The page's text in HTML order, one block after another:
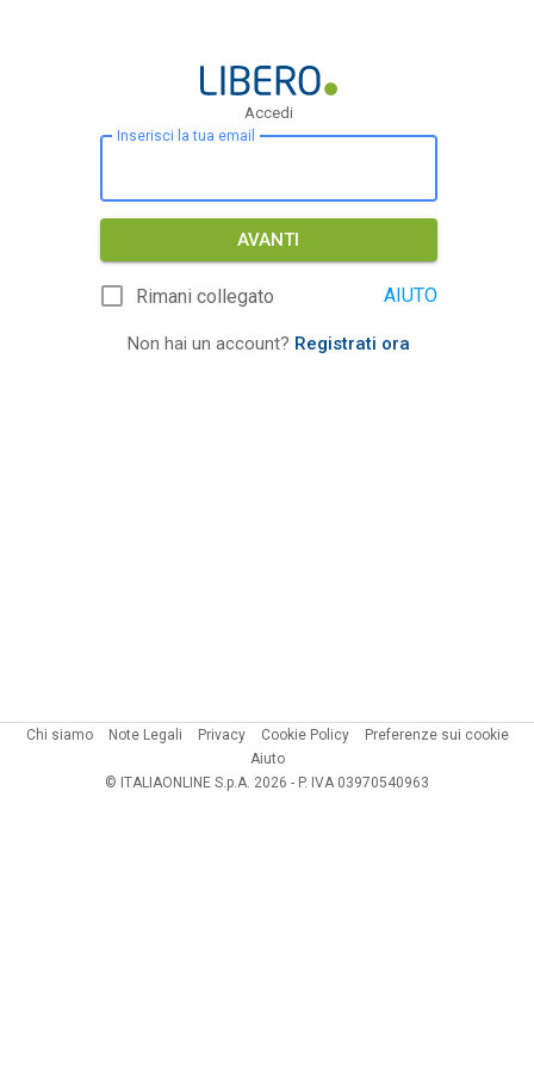
Accedi
Inserisci la tua email
AVANTI
Rimani collegato AIUTO
Non hai un account? Registrati ora
Chi siamo Note Legali Privacy Cookie Policy
Preferenze sui cookie
Aiuto
© ITALIAONLINE S.p.A. 2026 - P. IVA 03970540963